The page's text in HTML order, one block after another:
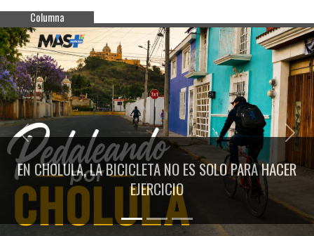
Columna
EN CHOLULA, LA BICICLETA NO ES SOLO PARA HACER
EJERCICIO
Previous Next